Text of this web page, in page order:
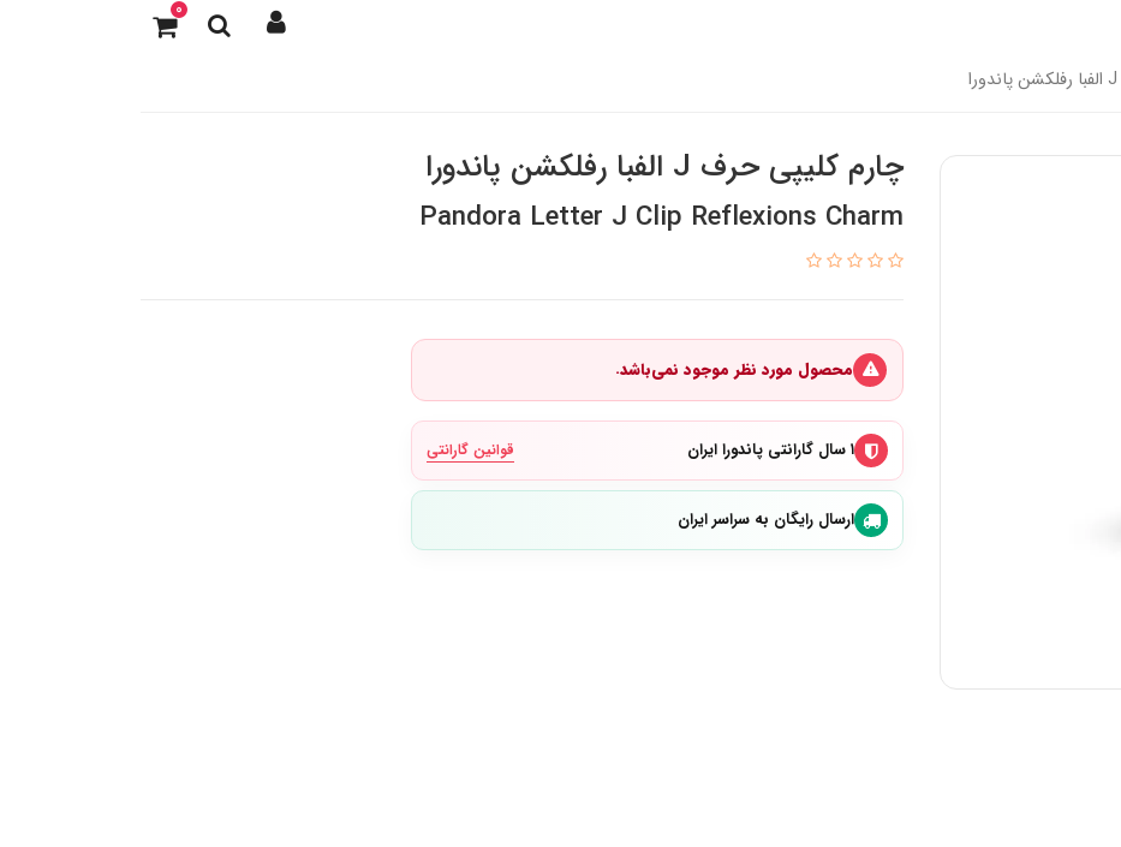
0
چارم کلیپی حرف J الفبا رفلکشن پاندورا
Pandora Letter J Clip Reflexions Charm
محصول مورد نظر موجود نمی‌باشد.
۱ سال گارانتی پاندورا ایران قوانین گارانتی
ارسال رایگان به سراسر ایران